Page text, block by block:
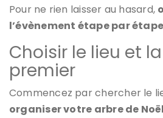
Pour ne rien laisser au hasard,
l’évènement étape par étape
Choisir le lieu et
premier
Commencez par chercher le
organiser votre arbre de